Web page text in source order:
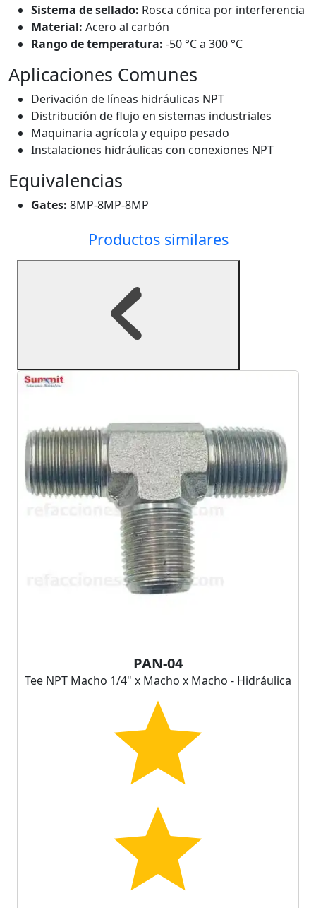
Sistema de sellado: Rosca cónica por interferencia
Material: Acero al carbón
Rango de temperatura: -50 °C a 300 °C
Aplicaciones Comunes
Derivación de líneas hidráulicas NPT
Distribución de flujo en sistemas industriales
Maquinaria agrícola y equipo pesado
Instalaciones hidráulicas con conexiones NPT
Equivalencias
Gates: 8MP-8MP-8MP
Productos similares
PAN-04
Tee NPT Macho 1/4" x Macho x Macho - Hidráulica